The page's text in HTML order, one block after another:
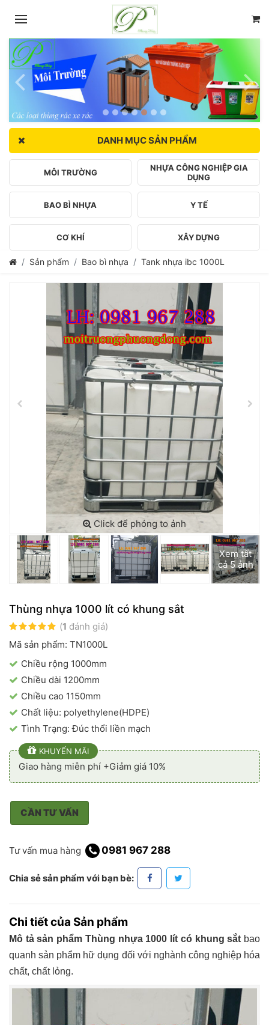
DANH MỤC SẢN PHẨM
MÔI TRƯỜNG
NHỰA CÔNG NGHIỆP GIA
DỤNG
BAO BÌ NHỰA Y TẾ
CƠ KHÍ XÂY DỰNG
Sản phẩm Bao bì nhựa Tank nhựa ibc 1000L
Click để phóng to ảnh
Xem tất
cả 5 ảnh
Thùng nhựa 1000 lít có khung sắt
(1 đánh giá)
Mã sản phẩm: TN1000L
Chiều rộng 1000mm
Chiều dài 1200mm
Chiều cao 1150mm
Chất liệu: polyethylene(HDPE)
Tình Trạng: Đúc thổi liền mạch
KHUYẾN MÃI
Giao hàng miễn phí +Giảm giá 10%
CẦN TƯ VẤN
Tư vấn mua hàng 0981 967 288
Chia sẻ sản phẩm với bạn bè:
Chi tiết của Sản phẩm
Mô tả sản phẩm Thùng nhựa 1000 lít có khung sắt bao
quanh sản phẩm hữ dụng đối với nghành công nghiệp hóa
chất, chất lỏng.